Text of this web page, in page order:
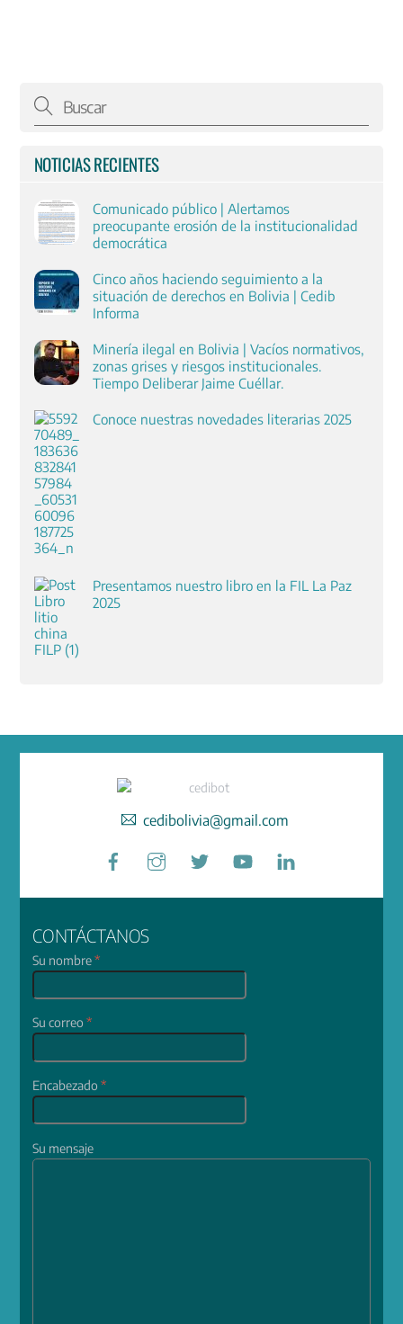
NOTICIAS RECIENTES
Comunicado público | Alertamos
preocupante erosión de la institucionalidad
democrática
Cinco años haciendo seguimiento a la
situación de derechos en Bolivia | Cedib
Informa
Minería ilegal en Bolivia | Vacíos normativos,
zonas grises y riesgos institucionales.
Tiempo Deliberar Jaime Cuéllar.
Conoce nuestras novedades literarias 2025
Presentamos nuestro libro en la FIL La Paz
2025
cedibolivia@gmail.com
Facebook
CONTÁCTANOS
Su nombre*
Su correo*
Encabezado*
Su mensaje